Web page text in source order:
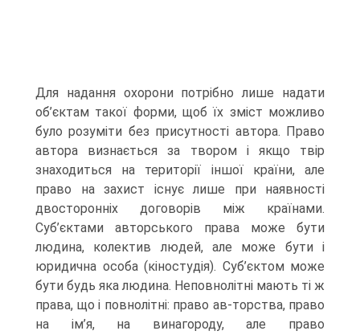
Для надання охорони потрібно лише надати
об’єктам такої форми, щоб їх зміст можливо
було розуміти без присутності автора. Право
автора визнається за твором і якщо твір
знаходиться на території іншої країни, але
право на захист існує лише при наявності
двосторонніх договорів між країнами.
Суб’єктами авторського права може бути
людина, колектив людей, але може бути і
юридична особа (кіностудія). Суб’єктом може
бути будь яка людина. Неповнолітні мають ті ж
права, що і повнолітні: право ав-торства, право
на ім’я, на винагороду, але право